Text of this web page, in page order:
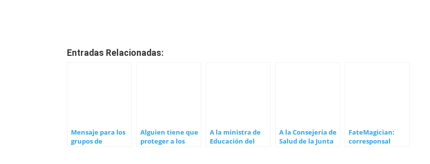
Entradas Relacionadas:
Mensaje para los
grupos de
Alguien tiene que
proteger a los
A la ministra de
Educación del
A la Consejería de
Salud de la Junta
FateMagician:
corresponsal